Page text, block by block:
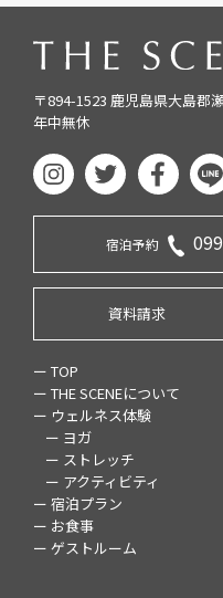
〒894-1523 鹿児島県大島郡
年中無休
宿泊予約
資料請求
ー TOP
ー THE SCENEについて
ー ウェルネス体験
ー ヨガ
ー ストレッチ
ー アクティビティ
ー 宿泊プラン
ー お食事
ー ゲストルーム